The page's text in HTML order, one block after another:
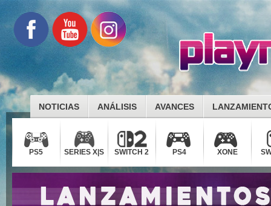
NOTICIAS ANÁLISIS AVANCES
PS5 SERIES X|S SWITCH 2 PS4 XONE